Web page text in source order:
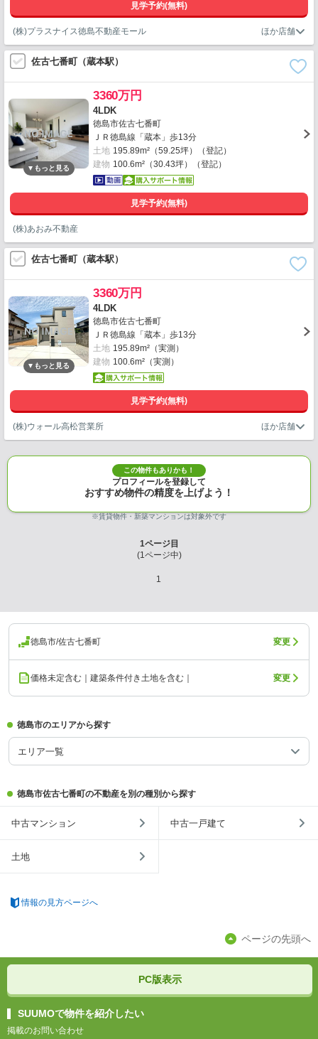
見学予約(無料)
(株)プラスナイス徳島不動産モール
佐古七番町（蔵本駅）
3360万円
4LDK
徳島市佐古七番町
ＪＲ徳島線「蔵本」歩13分
土地 195.89m²（59.25坪）（登記）
建物 100.6m²（30.43坪）（登記）
見学予約(無料)
(株)あおみ不動産
佐古七番町（蔵本駅）
3360万円
4LDK
徳島市佐古七番町
ＪＲ徳島線「蔵本」歩13分
土地 195.89m²（実測）
建物 100.6m²（実測）
見学予約(無料)
(株)ウォール高松営業所
この物件もありかも！
プロフィールを登録して
おすすめ物件の精度を上げよう！
※賃貸物件・新築マンションは対象外です
1ページ目
(1ページ中)
1
徳島市/佐古七番町 変更
価格未定含む｜建築条件付き土地を含む｜ 変更
徳島市のエリアから探す
エリア一覧
徳島市佐古七番町の不動産を別の種別から探す
中古マンション 中古一戸建て
土地
情報の見方ページへ
ページの先頭へ
PC版表示
SUUMOで物件を紹介したい
掲載のお問い合わせ